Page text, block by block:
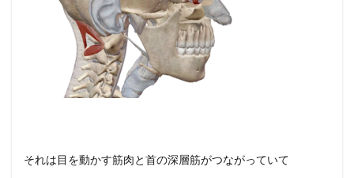
それは目を動かす筋肉と首の深層筋がつながっていて